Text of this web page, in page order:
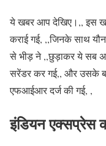
ये खबर आप देखिए।,, इस
कराई गई, ,,जिनके साथ
से भीड़ ने ,,छुड़ाकर ये सब
सरेंडर कर गई,, और उसके
एफआईआर दर्ज की गई, ,
इंडियन एक्सप्रेस